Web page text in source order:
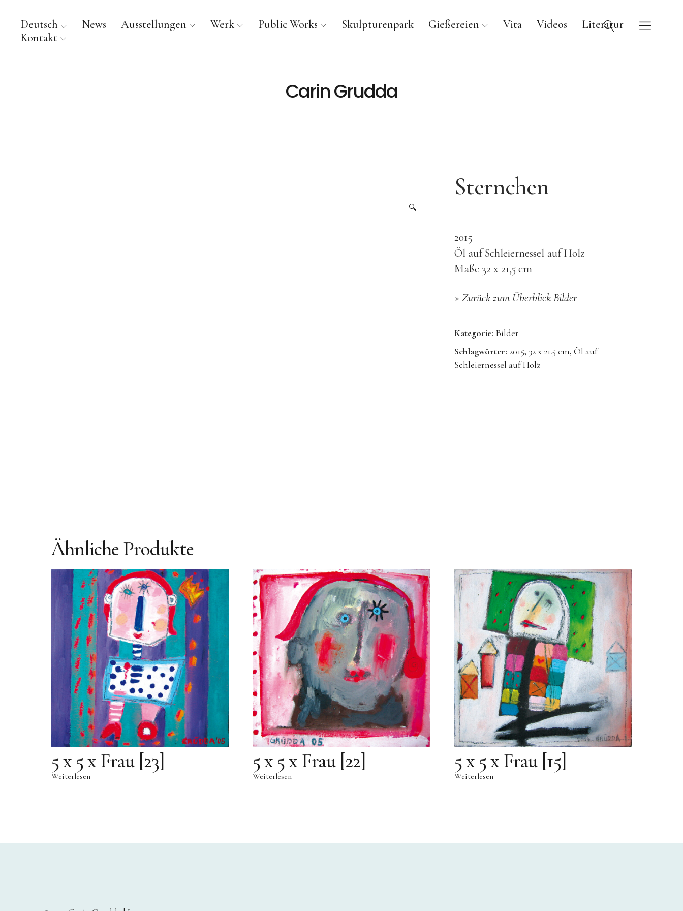
Deutsch News Ausstellungen Werk Public Works Skulpturenpark Gießereien Vita Videos
Literatur
Kontakt
Carin Grudda
🔍
Sternchen
2015
Öl auf Schleiernessel auf Holz
Maße 32 x 21,5 cm
» Zurück zum Überblick Bilder
Kategorie: Bilder
Schlagwörter: 2015, 32 x 21.5 cm, Öl auf
Schleiernessel auf Holz
Ähnliche Produkte
5 x 5 x Frau [23]
Weiterlesen
5 x 5 x Frau [22]
Weiterlesen
5 x 5 x Frau [15]
Weiterlesen